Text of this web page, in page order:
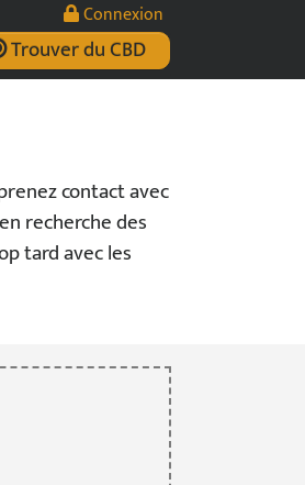
Connexion
Trouver du CBD
contact avec
recherche des
tard avec les